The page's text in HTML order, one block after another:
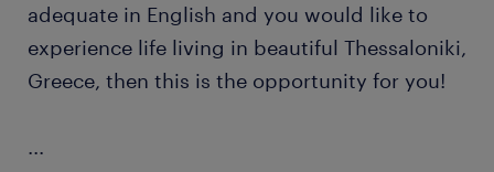
adequate in English and you would like to
experience life living in beautiful Thessaloniki,
Greece, then this is the opportunity for you!
...